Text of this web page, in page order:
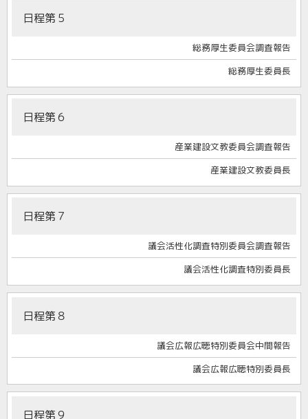
日程第５
総務厚生委員会調査報告
総務厚生委員長
日程第６
産業建設文教委員会調査報告
産業建設文教委員長
日程第７
議会活性化調査特別委員会調査報告
議会活性化調査特別委員長
日程第８
議会広報広聴特別委員会中間報告
議会広報広聴特別委員長
日程第９